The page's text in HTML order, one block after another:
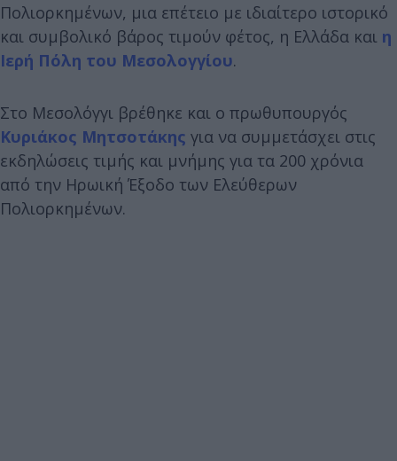
Πολιορκημένων, μια επέτειο με ιδιαίτερο ιστορικό
και συμβολικό βάρος τιμούν φέτος, η Ελλάδα και η
Ιερή Πόλη του Μεσολογγίου.
Στο Μεσολόγγι βρέθηκε και ο πρωθυπουργός
Κυριάκος Μητσοτάκης για να συμμετάσχει στις
εκδηλώσεις τιμής και μνήμης για τα 200 χρόνια
από την Ηρωική Έξοδο των Ελεύθερων
Πολιορκημένων.